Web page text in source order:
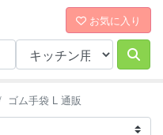
お気に入り
ゴム手袋 L 通販